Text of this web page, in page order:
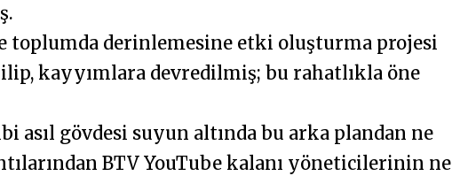
toplumda derinlemesine etki oluşturma projesi
kayyımlara devredilmiş; bu rahatlıkla öne
asıl gövdesi suyun altında bu arka plandan ne
BTV YouTube kalanı yöneticilerinin ne